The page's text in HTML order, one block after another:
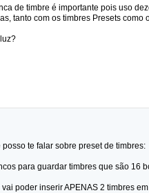
de timbre é importante pois uso
tanto com os timbres Presets como
te falar sobre preset de timbres:
para guardar timbres que são 16
poder inserir APENAS 2 timbres